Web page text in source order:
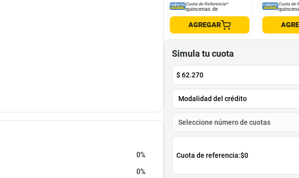
0%
0%
Cuota de Referencia*
quincenas de
AGREGAR
Cuota de
Simula tu cuota
$62.270
Cuota de referencia:$0